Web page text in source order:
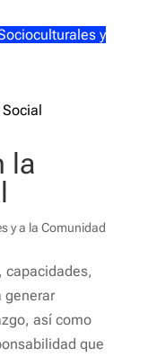
y
la
y a la Comunidad
capacidades,
generar
así como
que